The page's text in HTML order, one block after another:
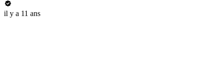
il y a 11 ans